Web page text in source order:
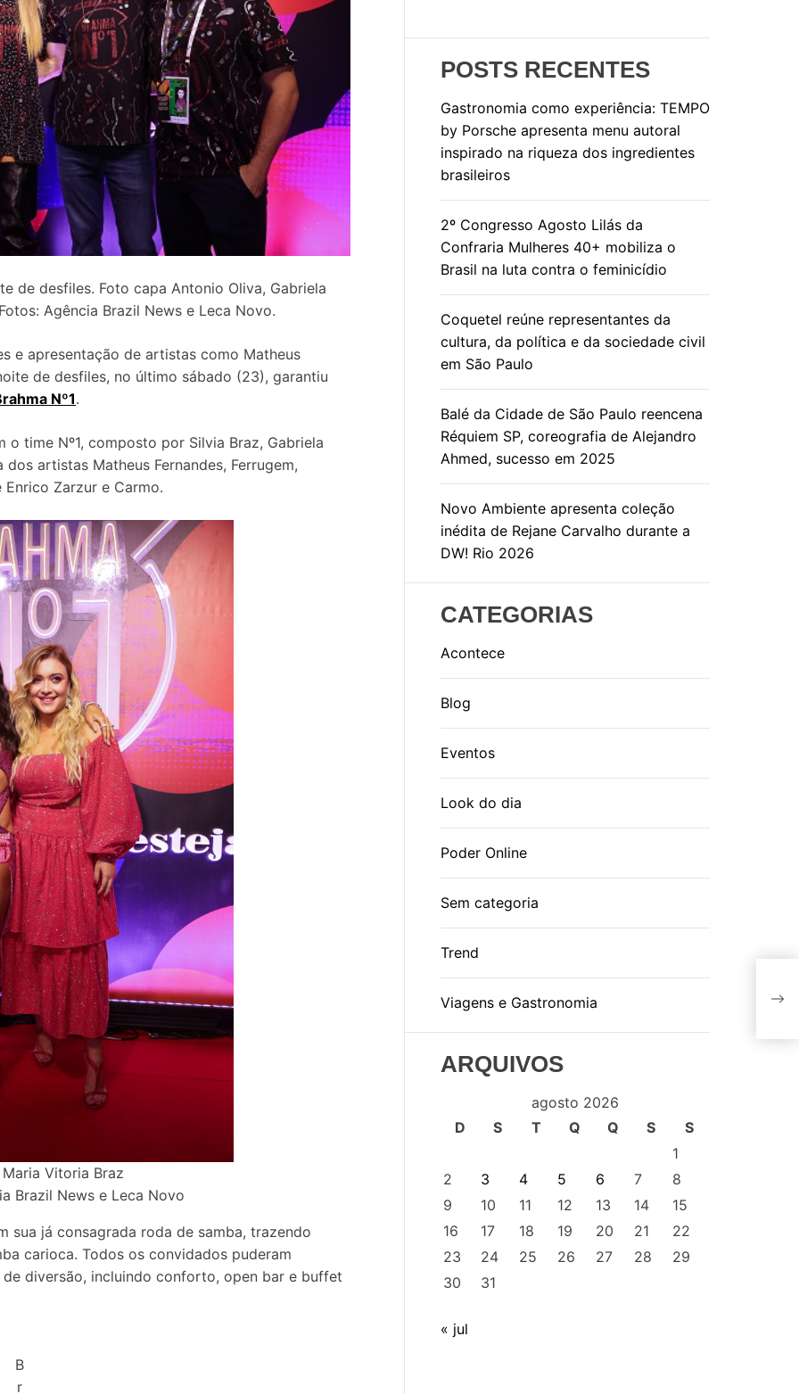
de desfiles. Foto capa Antonio Oliva, Gabriela
Agência Brazil News e Leca Novo.
e apresentação de artistas como Matheus
de desfiles, no último sábado (23), garantiu
Nº1.
time Nº1, composto por Silvia Braz, Gabriela
artistas Matheus Fernandes, Ferrugem,
Zarzur e Carmo.
Vitoria Braz
Brazil News e Leca Novo
sua já consagrada roda de samba, trazendo
carioca. Todos os convidados puderam
diversão, incluindo conforto, open bar e buffet
B
r
POSTS RECENTES
Gastronomia como experiência: TEMPO
by Porsche apresenta menu autoral
inspirado na riqueza dos ingredientes
brasileiros
2º Congresso Agosto Lilás da
Confraria Mulheres 40+ mobiliza o
Brasil na luta contra o feminicídio
Coquetel reúne representantes da
cultura, da política e da sociedade civil
em São Paulo
Balé da Cidade de São Paulo reencena
Réquiem SP, coreografia de Alejandro
Ahmed, sucesso em 2025
Novo Ambiente apresenta coleção
inédita de Rejane Carvalho durante a
DW! Rio 2026
CATEGORIAS
Acontece
Blog
Eventos
Look do dia
Poder Online
Sem categoria
Trend
Viagens e Gastronomia
ARQUIVOS
agosto 2026
D
S T Q Q S
S
1
2
3 4 5 6 7
8
9
10 11 12 13 14
15
16
17 18 19 20 21
22
23
24 25 26 27 28
29
30
31
« jul